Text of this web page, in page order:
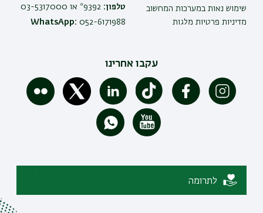
שימוש נאות במערכות המחשוב
מדיניות פרטיות מלגות
טלפון: 9392* או 03-5317000
WhatsApp: 052-6171988
עקבו אחרינו
לתרומה